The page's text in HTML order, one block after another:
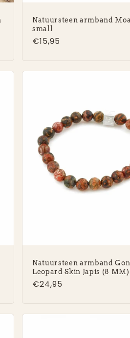
Natuursteen armband
small
Normale
€15,95
Natuursteen armband
Leopard Skin Japis (8 MM)
Normale
€24,95